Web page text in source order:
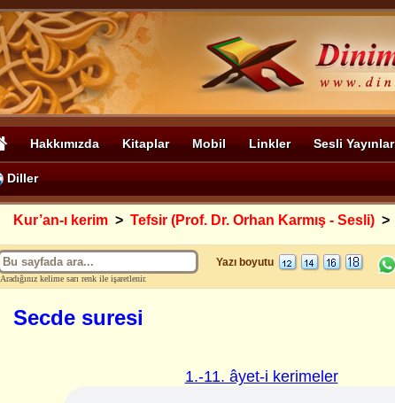
Hakkımızda Kitaplar Mobil Linkler Sesli Yayınlar
Diller
Kur’an-ı kerim > Tefsir (Prof. Dr. Orhan Karmış - Sesli) >
Aradığınız kelime sarı renk ile işaretlenir.
Yazı boyutu
Secde suresi
1.-11. âyet-i kerimeler